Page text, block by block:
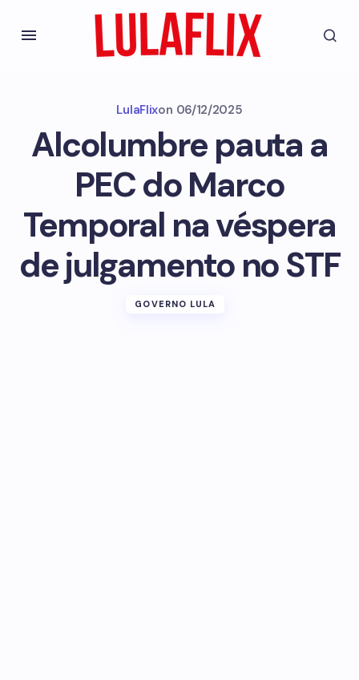
LulaFlixon 06/12/2025
Alcolumbre pauta a
PEC do Marco
Temporal na véspera
de julgamento no STF
GOVERNO LULA